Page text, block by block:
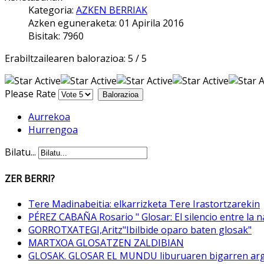
Kategoria: AZKEN BERRIAK
Azken eguneraketa: 01 Apirila 2016
Bisitak: 7960
Erabiltzailearen balorazioa: 5 /5
Please Rate
Aurrekoa
Hurrengoa
Bilatu...
ZER BERRI?
Tere Madinabeitia: elkarrizketa Tere Irastortzarekin
PÉREZ CABAÑA Rosario " Glosar: El silencio entre la
GORROTXATEGI,Aritz"Ibilbide oparo baten glosak"
MARTXOA GLOSATZEN ZALDIBIAN
GLOSAK. GLOSAR EL MUNDU liburuaren bigarren